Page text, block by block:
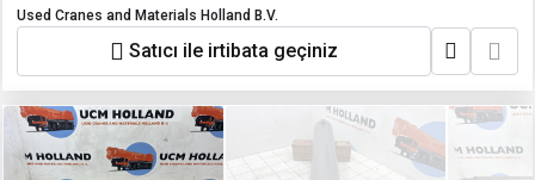
Used Cranes and Materials Holland B.V.
Satıcı ile irtibata geçiniz